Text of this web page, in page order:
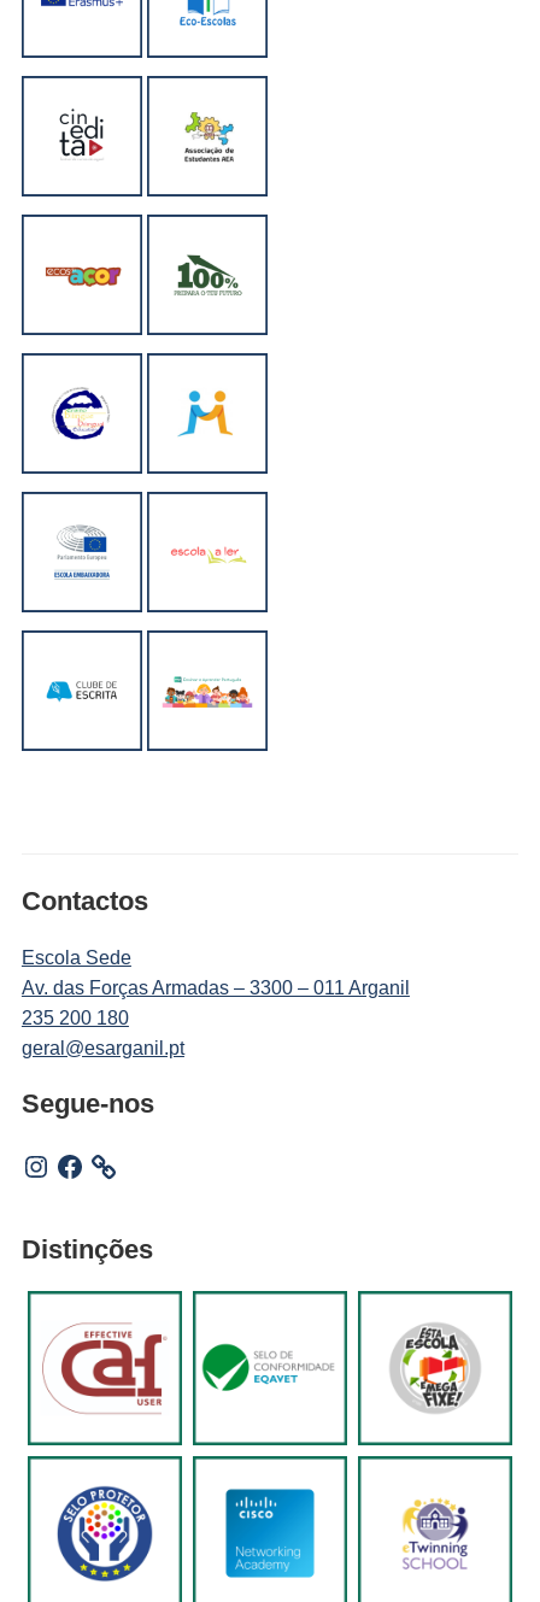
Contactos
Escola Sede
Av. das Forças Armadas – 3300 – 011 Arganil
235 200 180
geral@esarganil.pt
Segue-nos
Instagram
Facebook
Distinções